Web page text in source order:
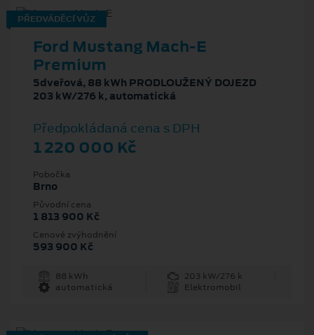
PŘEDVÁDĚCÍ VŮZ
Ford Mustang Mach‑E
Premium
5dveřová, 88 kWh PRODLOUŽENÝ DOJEZD
203 kW/276 k, automatická
Předpokládaná cena s DPH
1 220 000 Kč
Pobočka
Brno
Původní cena
1 813 900 Kč
Cenové zvýhodnění
593 900 Kč
88 kWh
203 kW/276 k
automatická
Elektromobil